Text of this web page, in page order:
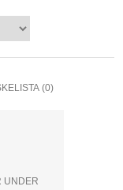
(0)
UNDER